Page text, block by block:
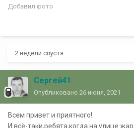
Добавил фото
2 недели спустя...
Сергей41
Опубликовано 26 июня, 2021
Всем привет и приятного!
И всё-таки,ребята,когда на улице